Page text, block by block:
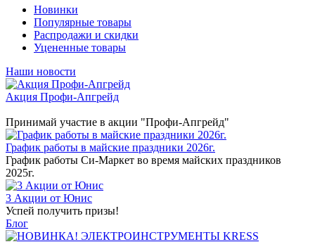
Новинки
Популярные товары
Распродажи и скидки
Уцененные товары
Наши новости
Акция Профи-Апгрейд
Принимай участие в акции "Профи-Апгрейд"
График работы в майские праздники 2026г.
График работы Си-Маркет во время майских праздников
2025г.
3 Акции от Юнис
Успей получить призы!
Блог